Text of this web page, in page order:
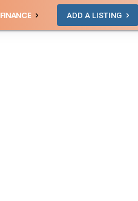
FINANCE ADD A LISTING